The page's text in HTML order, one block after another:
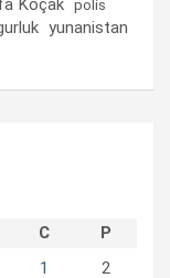
polis
yunanistan
C
P
1
2